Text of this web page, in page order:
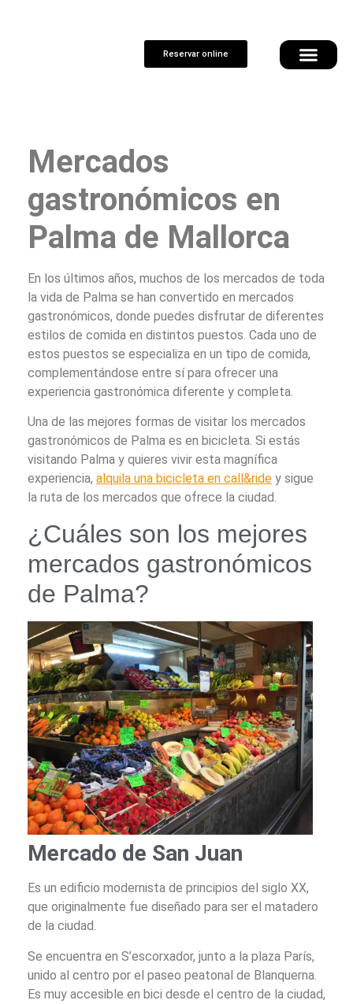
Reservar online
Mercados
gastronómicos en
Palma de Mallorca
En los últimos años, muchos de los mercados de toda
la vida de Palma se han convertido en mercados
gastronómicos, donde puedes disfrutar de diferentes
estilos de comida en distintos puestos. Cada uno de
estos puestos se especializa en un tipo de comida,
complementándose entre sí para ofrecer una
experiencia gastronómica diferente y completa.
Una de las mejores formas de visitar los mercados
gastronómicos de Palma es en bicicleta. Si estás
visitando Palma y quieres vivir esta magnífica
experiencia, alquila una bicicleta en call&ride y sigue
la ruta de los mercados que ofrece la ciudad.
¿Cuáles son los mejores
mercados gastronómicos
de Palma?
Mercado de San Juan
Es un edificio modernista de principios del siglo XX,
que originalmente fue diseñado para ser el matadero
de la ciudad.
Se encuentra en S’escorxador, junto a la plaza París,
unido al centro por el paseo peatonal de Blanquerna.
Es muy accesible en bici desde el centro de la ciudad,